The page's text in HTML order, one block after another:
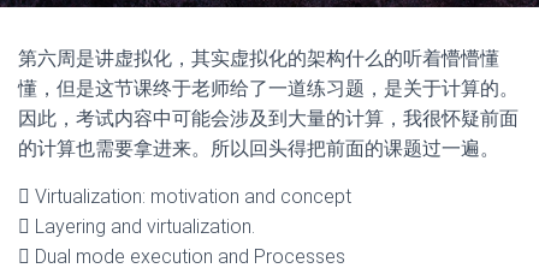
第六周是讲虚拟化，其实虚拟化的架构什么的听着懵懵懂
懂，但是这节课终于老师给了一道练习题，是关于计算的。
因此，考试内容中可能会涉及到大量的计算，我很怀疑前面
的计算也需要拿进来。所以回头得把前面的课题过一遍。
 Virtualization: motivation and concept
 Layering and virtualization.
 Dual mode execution and Processes